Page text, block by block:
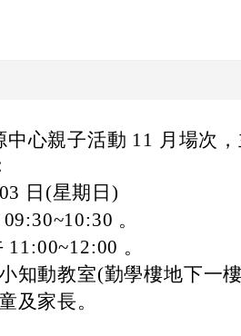
心親子活動 11 月場次
日(星期日)
。
。
知動教室(勤學樓地下一樓
及家長。